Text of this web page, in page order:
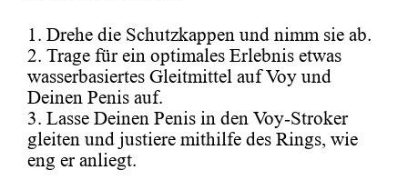
1. Drehe die Schutzkappen und nimm sie ab.
2. Trage für ein optimales Erlebnis etwas
wasserbasiertes Gleitmittel auf Voy und
Deinen Penis auf.
3. Lasse Deinen Penis in den Voy-Stroker
gleiten und justiere mithilfe des Rings, wie
eng er anliegt.